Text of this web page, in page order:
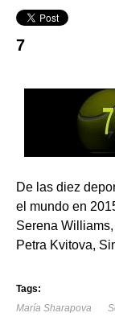
7
De las diez
el mundo en
Serena
Petra Kvitova,
Tags:
María Sharapova